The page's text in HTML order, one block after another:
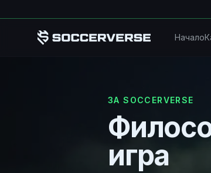
Начало
ЗА SOCCERVERSE
игра